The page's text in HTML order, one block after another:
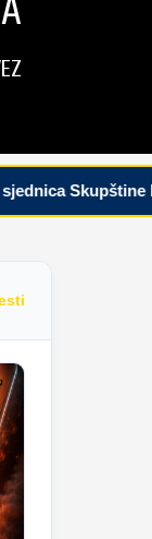
Skupštine